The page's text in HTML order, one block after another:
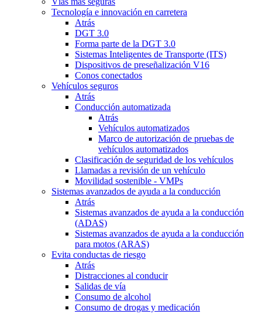
Tecnología e innovación en carretera
Atrás
DGT 3.0
Forma parte de la DGT 3.0
Sistemas Inteligentes de Transporte (ITS)
Dispositivos de preseñalización V16
Conos conectados
Vehículos seguros
Atrás
Conducción automatizada
Atrás
Vehículos automatizados
Marco de autorización de pruebas de
vehículos automatizados
Clasificación de seguridad de los vehículos
Llamadas a revisión de un vehículo
Movilidad sostenible - VMPs
Sistemas avanzados de ayuda a la conducción
Atrás
Sistemas avanzados de ayuda a la conducción
(ADAS)
Sistemas avanzados de ayuda a la conducción
para motos (ARAS)
Evita conductas de riesgo
Atrás
Distracciones al conducir
Salidas de vía
Consumo de alcohol
Consumo de drogas y medicación